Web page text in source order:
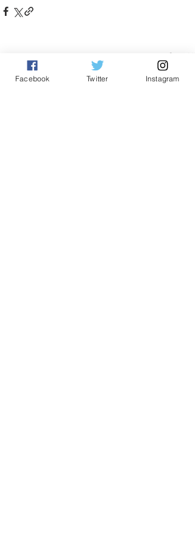
Related Posts See All
Facebook Twitter Instagram